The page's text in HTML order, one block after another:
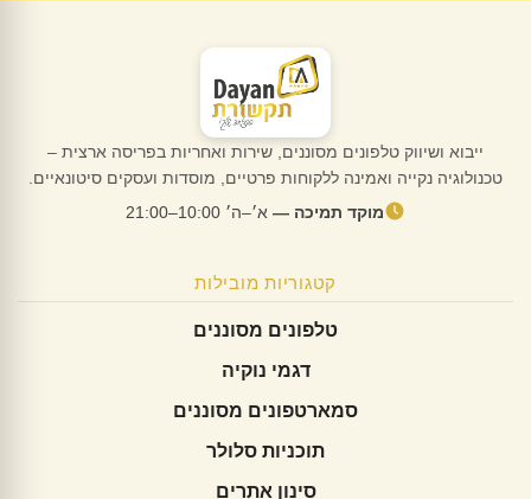
ייבוא ושיווק טלפונים מסוננים, שירות ואחריות בפריסה ארצית –
טכנולוגיה נקייה ואמינה ללקוחות פרטיים, מוסדות ועסקים סיטונאיים.
מוקד תמיכה — א׳–ה׳ 10:00–21:00
קטגוריות מובילות
טלפונים מסוננים
דגמי נוקיה
סמארטפונים מסוננים
תוכניות סלולר
סינון אתרים